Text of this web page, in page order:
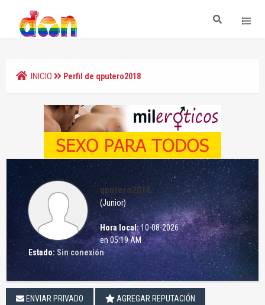
INICIO Perfil de qputero2018
qputero2018
(Junior)
Hora local:10-08-2026
en 05:19 AM
Estado: Sin conexión
ENVIAR PRIVADO AGREGAR REPUTACIÓN